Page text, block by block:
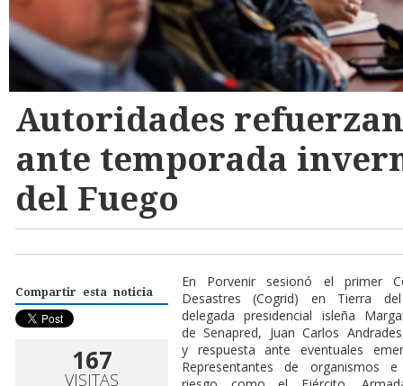
Autoridades
ante temporada
del Fuego
Compartir esta noticia
167
VISITAS
En Porvenir sesionó el primer
Desastres (Cogrid) en Tierra
delegada presidencial isleña
de Senapred, Juan Carlos
y respuesta ante eventuales
Representantes de organismos